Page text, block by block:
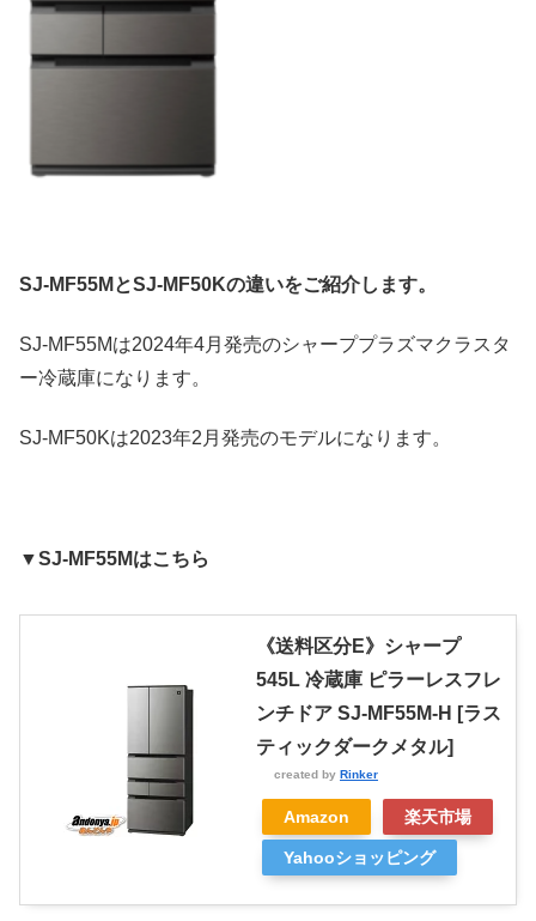
SJ-MF55MとSJ-MF50Kの違いをご紹介します。
SJ-MF55Mは2024年4月発売のシャーププラズマクラスタ
ー冷蔵庫になります。
SJ-MF50Kは2023年2月発売のモデルになります。
▼SJ-MF55Mはこちら
《送料区分E》シャープ
545L 冷蔵庫 ピラーレスフレ
ンチドア SJ-MF55M-H [ラス
ティックダークメタル]
created by Rinker
Amazon 楽天市場
Yahooショッピング